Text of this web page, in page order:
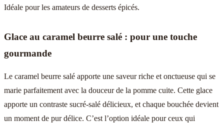
Idéale pour les amateurs de desserts épicés.
Glace au caramel beurre salé : pour une touche
gourmande
Le caramel beurre salé apporte une saveur riche et onctueuse qui se
marie parfaitement avec la douceur de la pomme cuite. Cette glace
apporte un contraste sucré-salé délicieux, et chaque bouchée devient
un moment de pur délice. C’est l’option idéale pour ceux qui